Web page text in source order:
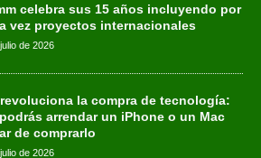
celebra sus 15 años incluyendo por
vez proyectos internacionales
de 2026
la compra de tecnología:
arrendar un iPhone o un Mac
de comprarlo
de 2026